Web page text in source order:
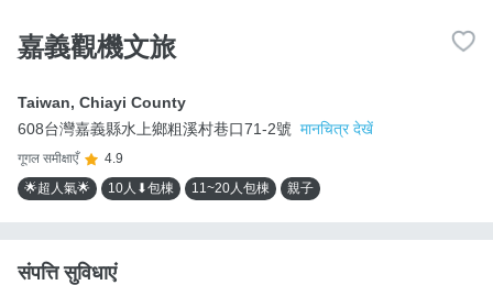
嘉義觀機文旅
Taiwan, Chiayi County
608台灣嘉義縣水上鄉粗溪村巷口71-2號 मानचित्र देखें
गूगल समीक्षाएँ
4.9
🌟超人氣🌟
10人⬇包棟 11~20人包棟 親子
संपत्ति सुविधाएं